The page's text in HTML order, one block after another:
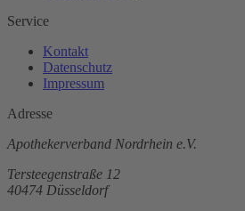
Service
Kontakt
Datenschutz
Impressum
Adresse
Apothekerverband Nordrhein e.V.
Tersteegenstraße 12
40474 Düsseldorf